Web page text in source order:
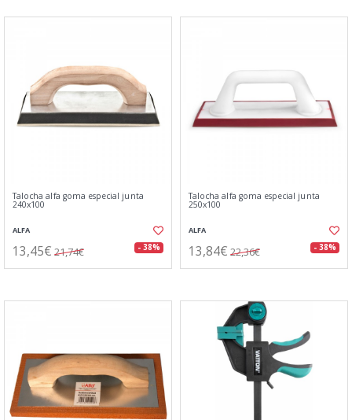
Talocha alfa goma especial junta
240x100
ALFA
13,45€ 21,74€ - 38%
Talocha alfa goma especial junta
250x100
ALFA
13,84€ 22,36€ - 38%